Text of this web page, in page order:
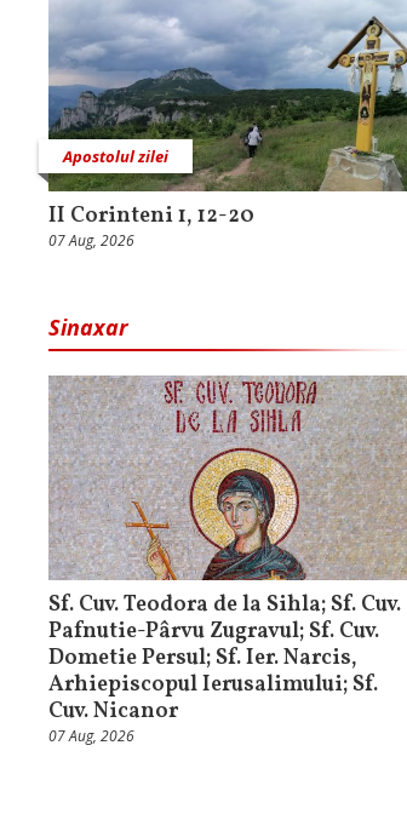
Apostolul zilei
II Corinteni 1, 12-20
07 Aug, 2026
Sinaxar
Sf. Cuv. Teodora de la Sihla; Sf. Cuv.
Pafnutie-Pârvu Zugravul; Sf. Cuv.
Dometie Persul; Sf. Ier. Narcis,
Arhiepiscopul Ierusalimului; Sf.
Cuv. Nicanor
07 Aug, 2026